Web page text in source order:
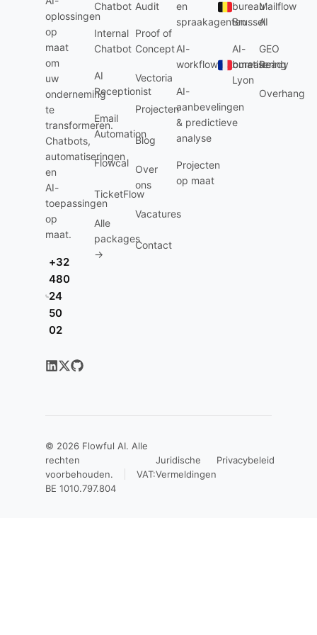
oplossingen
op
maat
om
uw
onderneming
te
transformeren.
Chatbots,
automatiseringen
en
AI-
toepassingen
op
maat.
+32
480
24
50
02
Chatbot
Internal
Chatbot
AI
Receptionist
Email
Automation
Flowcal
TicketFlow
Alle
packages
→
Audit
Proof of
Concept
Vectoria
Projecten
Blog
Over
ons
Vacatures
Contact
en
spraakagenten
AI-
workflowautomatisering
AI-
aanbevelingen
& predictieve
analyse
Projecten
op maat
bureau
Brussel
AI-
bureau
Lyon
Mailflow
AI
GEO
Ready
Overhang
© 2026 Flowful AI. Alle
rechten
voorbehouden.
VAT:
BE 1010.797.804
Juridische
Vermeldingen
Privacybeleid